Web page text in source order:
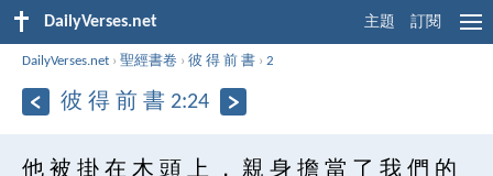
DailyVerses.net 主題 訂閱
DailyVerses.net ›聖經書卷 ›彼 得 前 書 ›2
彼 得 前 書 2:24
他 被 掛 在 木 頭 上 ， 親 身 擔 當 了 我 們 的